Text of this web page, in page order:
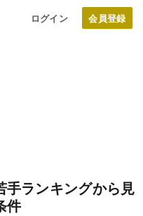
ログイン
手ランキングから見
件